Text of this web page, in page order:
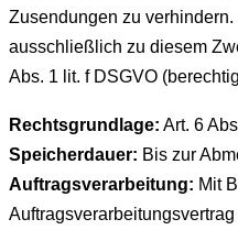
Zusendungen zu
ausschließlich zu diesem
Abs. 1 lit. f DSGVO
Rechtsgrundlage: Art. 6
Speicherdauer: Bis zur
Auftragsverarbeitung: Mit